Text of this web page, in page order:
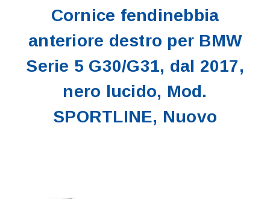
Cornice fendinebbia
anteriore destro per BMW
Serie 5 G30/G31, dal 2017,
nero lucido, Mod.
SPORTLINE, Nuovo